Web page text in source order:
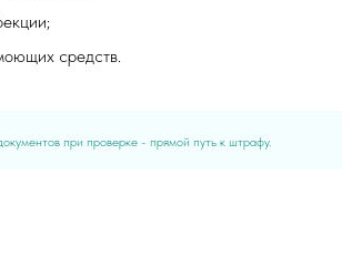
средств.
при проверке - прямой путь к штрафу.